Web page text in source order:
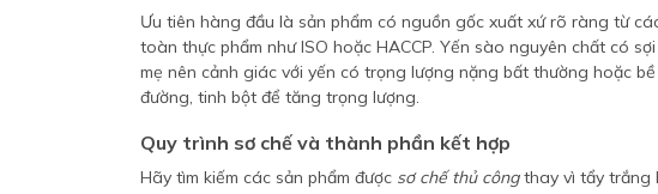
Ưu tiên hàng đầu là sản phẩm có nguồn gốc xuất xứ rõ ràng từ
toàn thực phẩm như ISO hoặc HACCP. Yến sào nguyên chất có
mẹ nên cảnh giác với yến có trọng lượng nặng bất thường hoặc
đường, tinh bột để tăng trọng lượng.
Quy trình sơ chế và thành phần kết hợp
Hãy tìm kiếm các sản phẩm được sơ chế thủ côngthay vì tẩy trắng